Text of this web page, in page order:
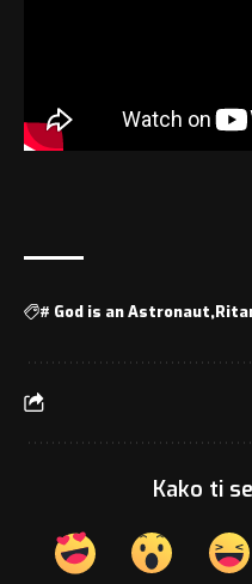
# God is an Astronaut
Kako ti